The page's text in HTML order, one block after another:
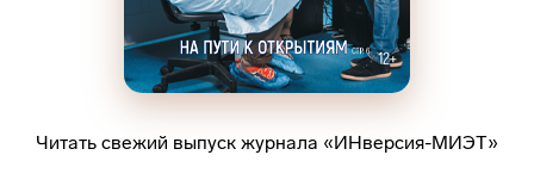
Читать свежий выпуск журнала «ИНверсия-МИЭТ»